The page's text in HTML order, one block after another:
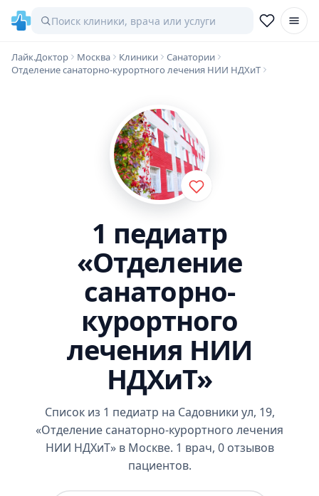
Лайк.Доктор Москва Клиники
Санатории
Отделение санаторно-курортного лечения НИИ НДХиТ
1 педиатр
«Отделение
санаторно-
курортного
лечения НИИ
НДХиТ»
Список из 1 педиатр на Садовники ул, 19,
«Отделение санаторно-курортного лечения
НИИ НДХиТ» в Москве. 1 врач, 0 отзывов
пациентов.